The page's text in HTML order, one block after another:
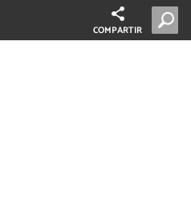
COMPARTIR